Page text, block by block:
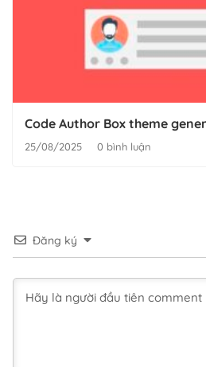
Code Author Box theme
25/08/2025 0 bình luận
Đăng ký